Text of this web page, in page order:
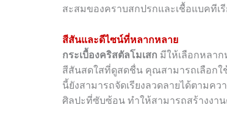
สะสมของคราบสกปรกและเชื้อแบคทีเรี
สีสันและดีไซน์ที่หลากหลาย
กระเบื้องคริสตัลโมเสก มีให้เลือกหลา
สีสันสดใสที่ดูสดชื่น คุณสามารถเลือกใ
นี้ยังสามารถจัดเรียงลวดลายได้ตามค
ศิลปะที่ซับซ้อน ทำให้สามารถสร้างงา